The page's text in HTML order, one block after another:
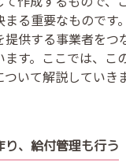
まる重要なものです
提供する事業者をつ
す。ここでは、こ
ついて解説していき
り、給付管理も行う